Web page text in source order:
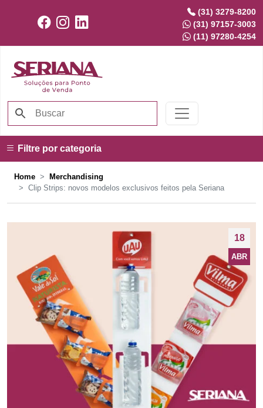
(31) 3279-8200
(31) 97157-3003
(11) 97280-4254
Filtre por categoria
Home
Merchandising
Clip Strips: novos modelos exclusivos feitos pela Seriana
18
ABR